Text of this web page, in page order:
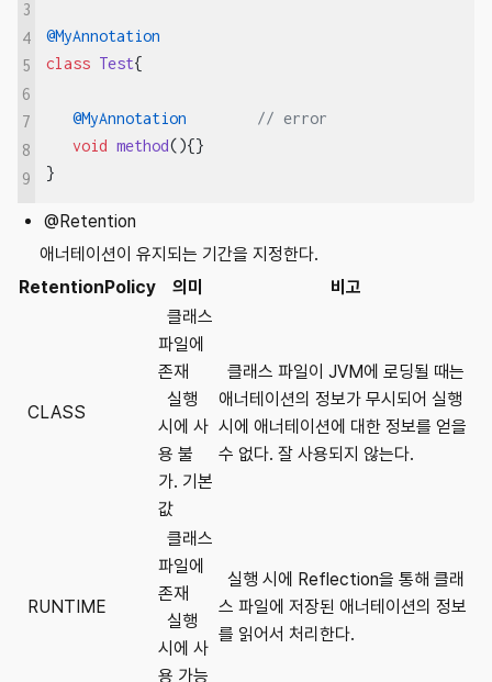
3
4
5
6
7
8
9
@MyAnnotation
class Test{
@MyAnnotation
// error
void method(){}
}
@Retention
애너테이션이 유지되는 기간을 지정한다.
RetentionPolicy
의미 비고
CLASS
클래스
파일에
존재
실행
시에 사
용 불
가. 기본
값
클래스 파일이 JVM에 로딩될 때는
애너테이션의 정보가 무시되어 실행
시에 애너테이션에 대한 정보를 얻을
수 없다. 잘 사용되지 않는다.
RUNTIME
클래스
파일에
존재
실행
시에 사
용 가능
실행 시에 Reflection을 통해 클래
스 파일에 저장된 애너테이션의 정보
를 읽어서 처리한다.